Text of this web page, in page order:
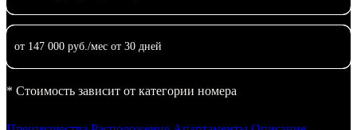
от 147 000 руб./мес от 30 дней
* Стоимость зависит от категории номера